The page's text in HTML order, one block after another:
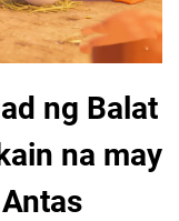
ng Balat
na may